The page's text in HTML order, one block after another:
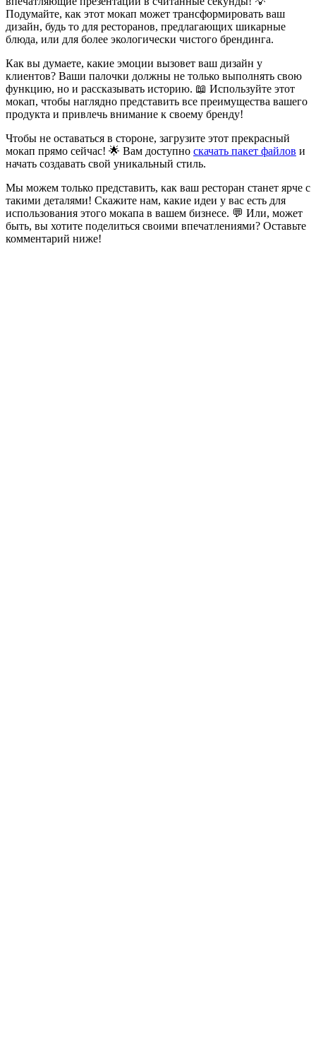
Подумайте, как этот мокап может трансформировать ваш
дизайн, будь то для ресторанов, предлагающих шикарные
блюда, или для более экологически чистого брендинга.
Как вы думаете, какие эмоции вызовет ваш дизайн у
клиентов? Ваши палочки должны не только выполнять свою
функцию, но и рассказывать историю. 📖 Используйте этот
мокап, чтобы наглядно представить все преимущества вашего
продукта и привлечь внимание к своему бренду!
Чтобы не оставаться в стороне, загрузите этот прекрасный
мокап прямо сейчас! 🌟 Вам доступно скачать пакет файлов и
начать создавать свой уникальный стиль.
Мы можем только представить, как ваш ресторан станет ярче с
такими деталями! Скажите нам, какие идеи у вас есть для
использования этого мокапа в вашем бизнесе. 💬 Или, может
быть, вы хотите поделиться своими впечатлениями? Оставьте
комментарий ниже!